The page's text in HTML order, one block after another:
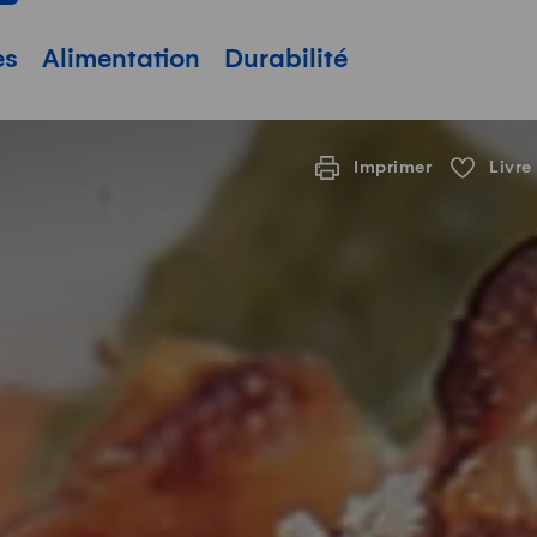
Alimentation Durabilité
Imprimer Livre